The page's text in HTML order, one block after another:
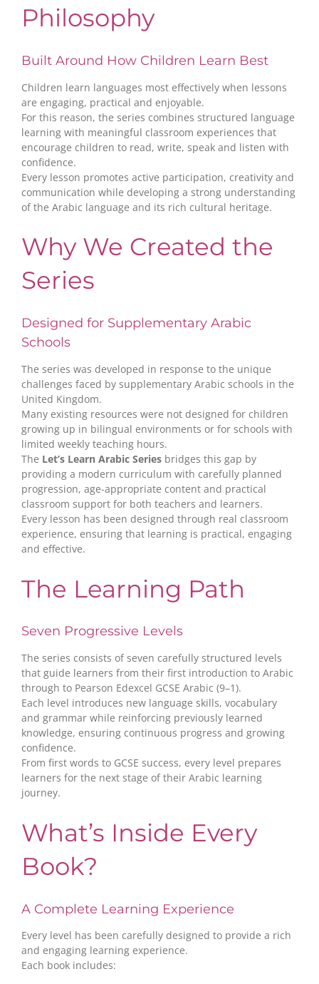
Philosophy
Built Around How Children Learn Best
Children learn languages most effectively when lessons
are engaging, practical and enjoyable.
For this reason, the series combines structured language
learning with meaningful classroom experiences that
encourage children to read, write, speak and listen with
confidence.
Every lesson promotes active participation, creativity and
communication while developing a strong understanding
of the Arabic language and its rich cultural heritage.
Why We Created the
Series
Designed for Supplementary Arabic
Schools
The series was developed in response to the unique
challenges faced by supplementary Arabic schools in the
United Kingdom.
Many existing resources were not designed for children
growing up in bilingual environments or for schools with
limited weekly teaching hours.
The Let’s Learn Arabic Series bridges this gap by
providing a modern curriculum with carefully planned
progression, age-appropriate content and practical
classroom support for both teachers and learners.
Every lesson has been designed through real classroom
experience, ensuring that learning is practical, engaging
and effective.
The Learning Path
Seven Progressive Levels
The series consists of seven carefully structured levels
that guide learners from their first introduction to Arabic
through to Pearson Edexcel GCSE Arabic (9–1).
Each level introduces new language skills, vocabulary
and grammar while reinforcing previously learned
knowledge, ensuring continuous progress and growing
confidence.
From first words to GCSE success, every level prepares
learners for the next stage of their Arabic learning
journey.
What’s Inside Every
Book?
A Complete Learning Experience
Every level has been carefully designed to provide a rich
and engaging learning experience.
Each book includes: